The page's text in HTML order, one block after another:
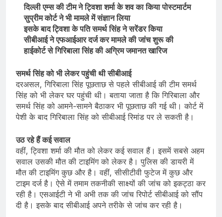
दिल्ली एम्स की टीम ने ट्विशा शर्मा के शव का किया पोस्टमार्टम
सुप्रीम कोर्ट ने भी मामले में संज्ञान लिया
इसके बाद ट्विशा के पति समर्थ सिंह ने सरेंडर किया
सीबीआई ने एफआईआर दर्ज कर मामले की जांच शुरू की
हाईकोर्ट से गिरिबाला सिंह की अग्रिम जमानत खारिज
समर्थ सिंह को भी लेकर पहुंची थी सीबीआई
दरअसल, गिरिबाला सिंह पूछताछ से पहले सीबीआई की टीम समर्थ
सिंह को भी लेकर घर पहुंची थी। बताया जाता है कि गिरिबाला और
समर्थ सिंह को आमने-सामने बैठाकर भी पूछताछ की गई थी। कोर्ट में
पेशी के बाद गिरिबाला सिंह को सीबीआई रिमांड पर ले सकती है।
उठ रहे हैं कई सवाल
वहीं, ट्विशा शर्मा की मौत को लेकर कई सवाल हैं। इसमें सबसे अहम
सवाल उसकी मौत की टाइमिंग को लेकर है। पुलिस की डायरी में
मौत की टाइमिंग कुछ और है। वहीं, सीसीटीवी फुटेज में कुछ और
टाइम दर्ज है। ऐसे में तमाम तकनीकी साक्ष्यों की जांच को इकट्ठा कर
रही है। एसआईटी ने भी अभी तक की जांच रिपोर्ट सीबीआई को सौंप
दी है। इसके बाद सीबीआई अपने तरीके से जांच कर रही है।